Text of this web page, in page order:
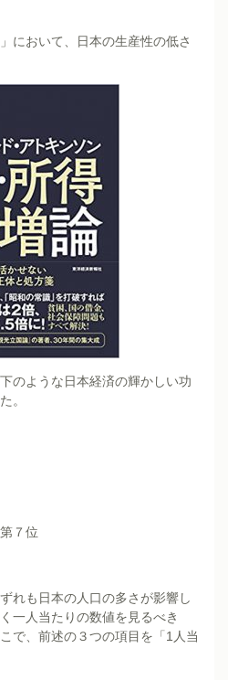
において、日本の生産性の低さ
のような日本経済の輝かしい功
。
７位
れも日本の人口の多さが影響し
一人当たりの数値を見るべき
で、前述の３つの項目を「1人当